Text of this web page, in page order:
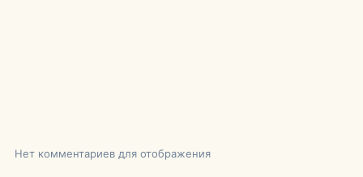
Нет комментариев для отображения